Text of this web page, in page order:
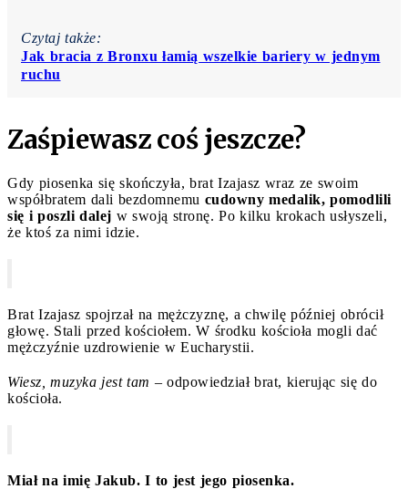
Czytaj także:
Jak bracia z Bronxu łamią wszelkie bariery w jednym
ruchu
Zaśpiewasz coś jeszcze?
Gdy piosenka się skończyła, brat Izajasz wraz ze swoim
współbratem dali bezdomnemu cudowny medalik, pomodlili
się i poszli dalej w swoją stronę. Po kilku krokach usłyszeli,
że ktoś za nimi idzie.
Brat Izajasz spojrzał na mężczyznę, a chwilę później obrócił
głowę. Stali przed kościołem. W środku kościoła mogli dać
mężczyźnie uzdrowienie w Eucharystii.
Wiesz, muzyka jest tam – odpowiedział brat, kierując się do
kościoła.
Miał na imię Jakub. I to jest jego piosenka.